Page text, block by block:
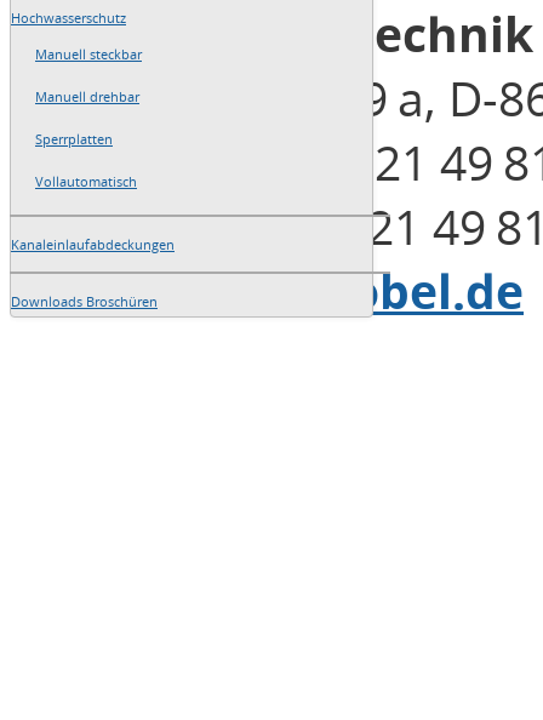
Hochwasserschutz
Manuell steckbar
Manuell drehbar
Sperrplatten
Vollautomatisch
Kanaleinlaufabdeckungen
Downloads Broschüren
Blobel Umwelttechnik
Henleinstraße 29 a, D-
Telefon: +49 (0)821 49
Telefax: +49 (0)821 49
E-Mail:info@blobel.de